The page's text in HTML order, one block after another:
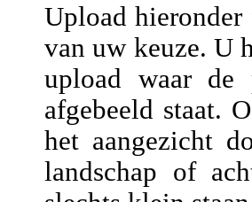
Upload
van uw keuze. U
upload waar de
afgebeeld staat.
het aangezicht
landschap of